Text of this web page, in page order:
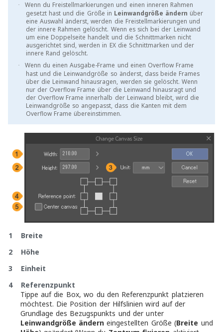
·
Wenn du Freistellmarkierungen und einen inneren Rahmen
gesetzt hast und die Größe in Leinwandgröße ändern über
eine Auswahl änderst, werden die Freistellmarkierungen und
der innere Rahmen gelöscht. Wenn es sich bei der Leinwand
um eine Doppelseite handelt und die Schnittmarken nicht
ausgerichtet sind, werden in EX die Schnittmarken und der
innere Rand gelöscht.
·
Wenn du einen Ausgabe-Frame und einen Overflow Frame
hast und die Leinwandgröße so änderst, dass beide Frames
über die Leinwand hinausragen, werden sie gelöscht. Wenn
nur der Overflow Frame über die Leinwand hinausragt und
der Overflow Frame innerhalb der Leinwand bleibt, wird die
Leinwandgröße so angepasst, dass die Kanten mit dem
Overflow Frame übereinstimmen.
1 Breite
2 Höhe
3 Einheit
4 Referenzpunkt
Tippe auf die Box, wo du den Referenzpunkt platzieren
möchtest. Die Position der Hilfslinien wird auf der
Grundlage des Bezugspunkts und der unter
Leinwandgröße änderneingestellten Größe (Breite und